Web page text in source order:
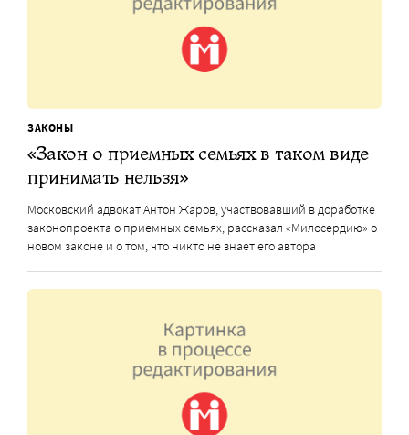
ЗАКОНЫ
«Закон о приемных семьях в таком виде
принимать нельзя»
Московский адвокат Антон Жаров, участвовавший в доработке
законопроекта о приемных семьях, рассказал «Милосердию» о
новом законе и о том, что никто не знает его автора